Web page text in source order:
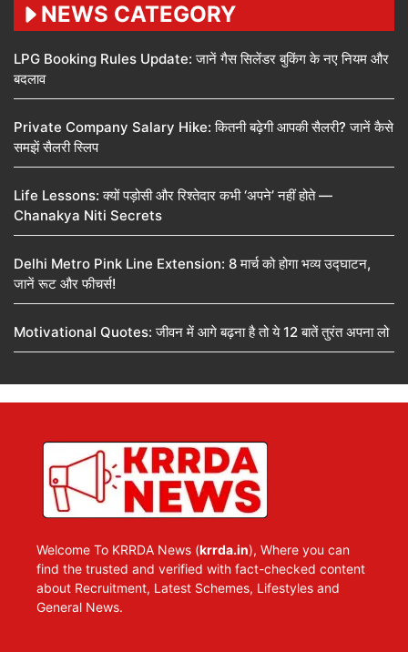
NEWS CATEGORY
LPG Booking Rules Update: जानें गैस सिलेंडर बुकिंग के नए नियम और
बदलाव
Private Company Salary Hike: कितनी बढ़ेगी आपकी सैलरी? जानें कैसे
समझें सैलरी स्लिप
Life Lessons: क्यों पड़ोसी और रिश्तेदार कभी ‘अपने’ नहीं होते —
Chanakya Niti Secrets
Delhi Metro Pink Line Extension: 8 मार्च को होगा भव्य उद्घाटन,
जानें रूट और फीचर्स!
Motivational Quotes: जीवन में आगे बढ़ना है तो ये 12 बातें तुरंत अपना लो
Welcome To KRRDA News (krrda.in), Where you can
find the trusted and verified with fact-checked content
about Recruitment, Latest Schemes, Lifestyles and
General News.